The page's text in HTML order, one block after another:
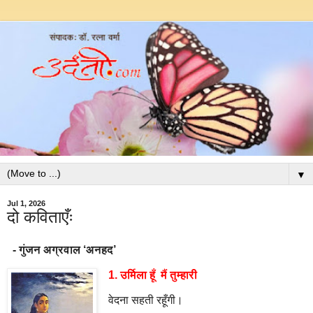
▼
Jul 1, 2026
दो कविताएँः
- गुंजन अग्रवाल ‘अनहद’
1. उर्मिला हूँ मैं तुम्हारी
वेदना सहती रहूँगी।